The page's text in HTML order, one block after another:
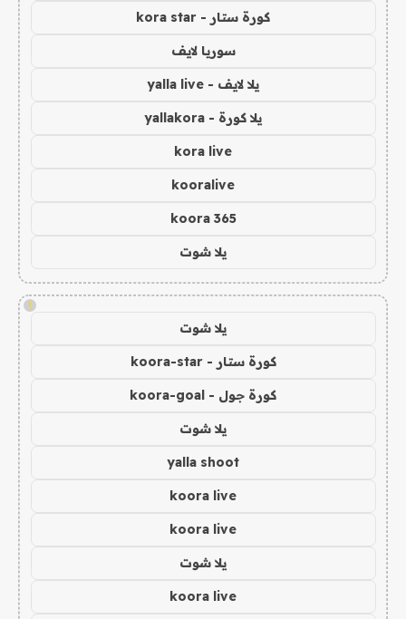
كورة ستار - kora star
سوريا لايف
يلا لايف - yalla live
يلا كورة - yallakora
kora live
kooralive
koora 365
يلا شوت
!
يلا شوت
كورة ستار - koora-star
كورة جول - koora-goal
يلا شوت
yalla shoot
koora live
koora live
يلا شوت
koora live